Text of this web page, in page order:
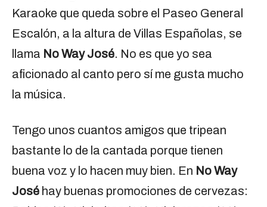
Karaoke que queda sobre el Paseo General
Escalón, a la altura de Villas Españolas, se
llama No Way José. No es que yo sea
aficionado al canto pero sí me gusta mucho
la música.
Tengo unos cuantos amigos que tripean
bastante lo de la cantada porque tienen
buena voz y lo hacen muy bien. En No Way
José hay buenas promociones de cervezas: